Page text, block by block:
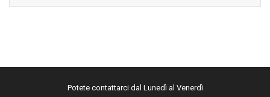
Potete contattarci dal Lunedì al Venerdì